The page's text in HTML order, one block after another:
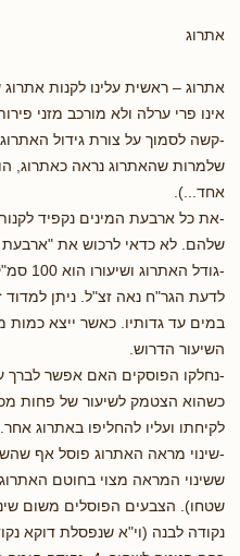
אתרוג
אתרוג – ראשית עלינו לקנות
אינו פרי ערלה ולא מורכב מזני
-קשה לסמוך על צורת גידול
שלמרות שהאתרוג נראה כאתרוג,
אחד...).
שלהם. לא כדאי לרכוש את "ארבעת
לדעת הגר"ח נאה זצ"ל. ניתן
במים עד גדותיו. כאשר ייצא כמות
השיעור הדרוש.
-נחלקו הפוסקים האם אפשר
כשהוא הצטמק לשיעור של פחות
לקיחתו ועליו להחליפו באתרוג אחר.
-שינוי מראה האתרוג פוסל אף
ששינוי המראה מצוי בחוטם